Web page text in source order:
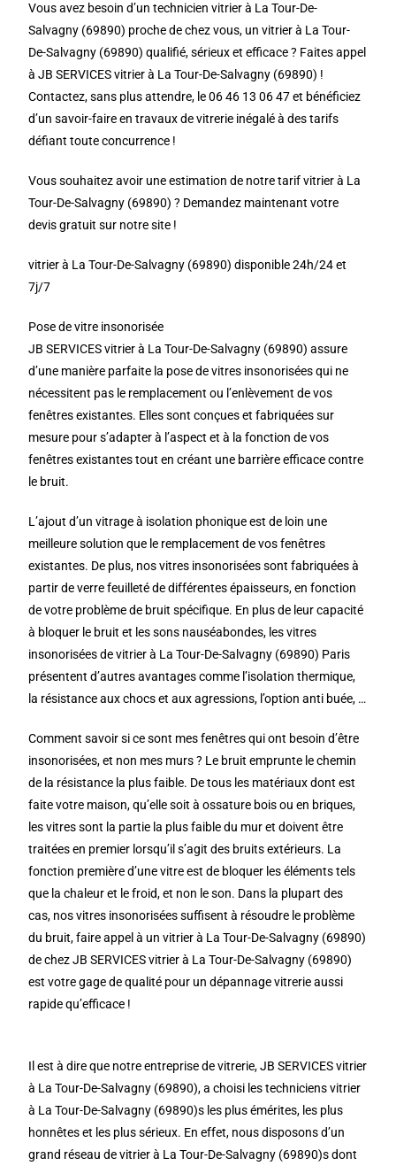
Vous avez besoin d’un technicien vitrier à La Tour-De-
Salvagny (69890) proche de chez vous, un vitrier à La Tour-
De-Salvagny (69890) qualifié, sérieux et efficace ? Faites appel
à JB SERVICES vitrier à La Tour-De-Salvagny (69890) !
Contactez, sans plus attendre, le 06 46 13 06 47 et bénéficiez
d’un savoir-faire en travaux de vitrerie inégalé à des tarifs
défiant toute concurrence !
Vous souhaitez avoir une estimation de notre tarif vitrier à La
Tour-De-Salvagny (69890) ? Demandez maintenant votre
devis gratuit sur notre site !
vitrier à La Tour-De-Salvagny (69890) disponible 24h/24 et
7j/7
Pose de vitre insonorisée
JB SERVICES vitrier à La Tour-De-Salvagny (69890) assure
d’une manière parfaite la pose de vitres insonorisées qui ne
nécessitent pas le remplacement ou l’enlèvement de vos
fenêtres existantes. Elles sont conçues et fabriquées sur
mesure pour s’adapter à l’aspect et à la fonction de vos
fenêtres existantes tout en créant une barrière efficace contre
le bruit.
L’ajout d’un vitrage à isolation phonique est de loin une
meilleure solution que le remplacement de vos fenêtres
existantes. De plus, nos vitres insonorisées sont fabriquées à
partir de verre feuilleté de différentes épaisseurs, en fonction
de votre problème de bruit spécifique. En plus de leur capacité
à bloquer le bruit et les sons nauséabondes, les vitres
insonorisées de vitrier à La Tour-De-Salvagny (69890) Paris
présentent d’autres avantages comme l’isolation thermique,
la résistance aux chocs et aux agressions, l’option anti buée, …
Comment savoir si ce sont mes fenêtres qui ont besoin d’être
insonorisées, et non mes murs ? Le bruit emprunte le chemin
de la résistance la plus faible. De tous les matériaux dont est
faite votre maison, qu’elle soit à ossature bois ou en briques,
les vitres sont la partie la plus faible du mur et doivent être
traitées en premier lorsqu’il s’agit des bruits extérieurs. La
fonction première d’une vitre est de bloquer les éléments tels
que la chaleur et le froid, et non le son. Dans la plupart des
cas, nos vitres insonorisées suffisent à résoudre le problème
du bruit, faire appel à un vitrier à La Tour-De-Salvagny (69890)
de chez JB SERVICES vitrier à La Tour-De-Salvagny (69890)
est votre gage de qualité pour un dépannage vitrerie aussi
rapide qu’efficace !
Il est à dire que notre entreprise de vitrerie, JB SERVICES vitrier
à La Tour-De-Salvagny (69890), a choisi les techniciens vitrier
à La Tour-De-Salvagny (69890)s les plus émérites, les plus
honnêtes et les plus sérieux. En effet, nous disposons d’un
grand réseau de vitrier à La Tour-De-Salvagny (69890)s dont